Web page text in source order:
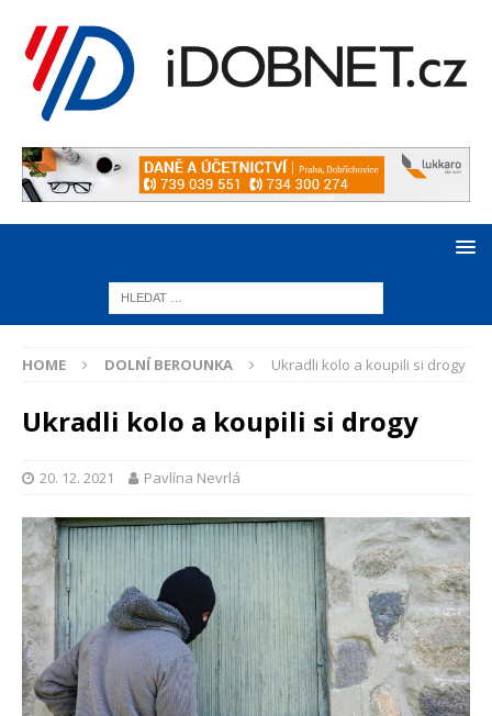
HOME DOLNÍ BEROUNKA Ukradli kolo a koupili si drogy
Ukradli kolo a koupili si drogy
20. 12. 2021 Pavlína Nevrlá